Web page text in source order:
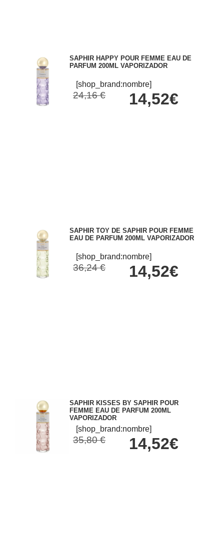
SAPHIR HAPPY POUR FEMME EAU DE
PARFUM 200ML VAPORIZADOR
[shop_brand:nombre]
24,16 € 14,52€
SAPHIR TOY DE SAPHIR POUR FEMME
EAU DE PARFUM 200ML VAPORIZADOR
[shop_brand:nombre]
36,24 € 14,52€
SAPHIR KISSES BY SAPHIR POUR
FEMME EAU DE PARFUM 200ML
VAPORIZADOR
[shop_brand:nombre]
35,80 € 14,52€